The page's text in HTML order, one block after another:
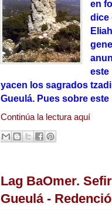
en
dice
este
yacen los sagrados
Gueulá. Pues sobre
Continúa la lectura aquí
Lag BaOmer.
Gueulá -